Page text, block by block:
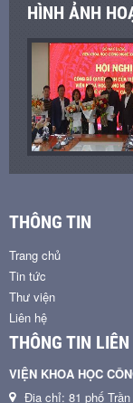
HÌNH ẢNH
THÔNG TIN
Trang chủ
Tin tức
Thư viện
Liên hệ
THÔNG TIN LIÊN
VIỆN KHOA HỌC
Địa chỉ: 81 phố